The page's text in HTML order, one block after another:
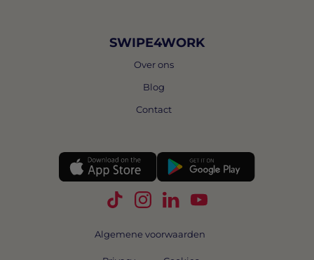
SWIPE4WORK
Over ons
Blog
Contact
Volg Swipe4Work op TikTok
Volg Swipe4Work op
Volg Swipe4Work op
Volg Swipe4Work
Algemene voorwaarden